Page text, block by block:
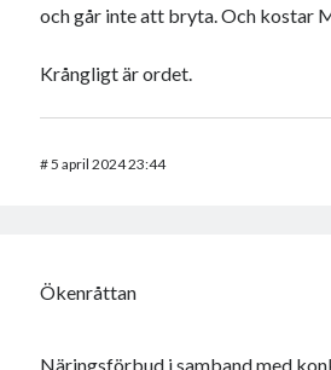
och går inte att bryta. Och kostar
Krångligt är ordet.
#5 april 2024 23:44
Ökenråttan
Näringsförbud i samband med